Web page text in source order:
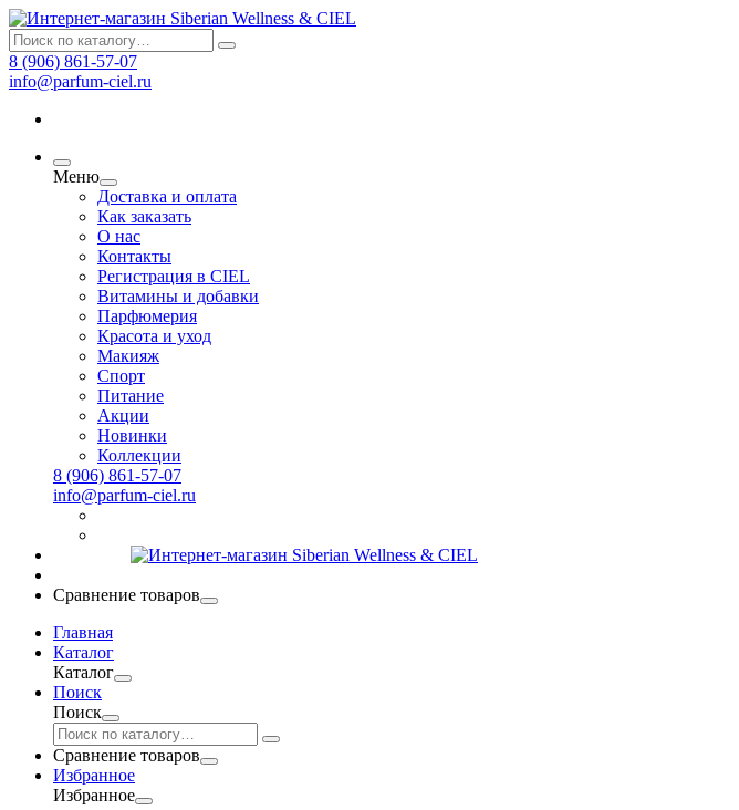
8 (906) 861-57-07
info@parfum-ciel.ru
Меню
Доставка и оплата
Как заказать
О нас
Контакты
Регистрация в CIEL
Витамины и добавки
Парфюмерия
Красота и уход
Макияж
Спорт
Питание
Акции
Новинки
Коллекции
8 (906) 861-57-07
info@parfum-ciel.ru
Сравнение товаров
Главная
Каталог
Каталог
Поиск
Поиск
Сравнение товаров
Избранное
Избранное